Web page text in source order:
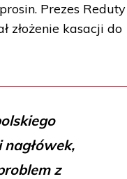
Prezes Reduty
złożenie kasacji do
z